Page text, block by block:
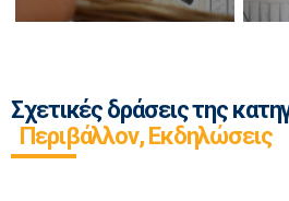
Σχετικές δράσεις της
Περιβάλλον, Εκδηλώσεις